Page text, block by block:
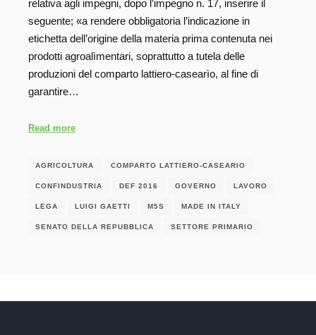
relativa agli impegni, dopo l’impegno n. 17, inserire il
seguente; «a rendere obbligatoria l’indicazione in
etichetta dell’origine della materia prima contenuta nei
prodotti agroalìmentari, soprattutto a tutela delle
produzioni del comparto lattiero-casearìo, al fine di
garantire…
Read more
AGRICOLTURA COMPARTO LATTIERO-CASEARIO
CONFINDUSTRIA DEF 2016 GOVERNO LAVORO
LEGA LUIGI GAETTI M5S MADE IN ITALY
SENATO DELLA REPUBBLICA SETTORE PRIMARIO